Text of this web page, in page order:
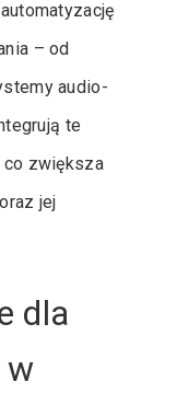
– od
audio-
te
co zwiększa
jej
dla
w